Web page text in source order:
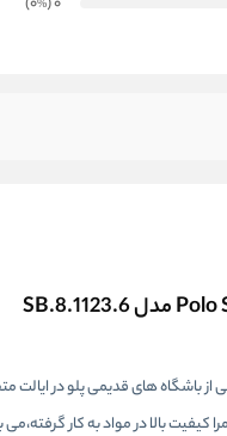
%
از باشگاه های قدیمی پلو در